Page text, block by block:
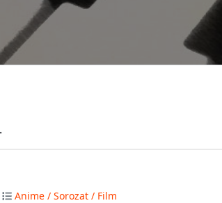
Anime / Sorozat / Film